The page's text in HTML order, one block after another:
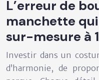
L’erreur de
manchette
sur-mesure à
Investir dans un
d’harmonie, de